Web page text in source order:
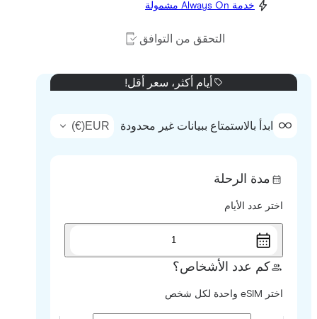
خدمة Always On مشمولة
التحقق من التوافق
أيام أكثر، سعر أقل!
ابدأ بالاستمتاع ببيانات غير محدودة EUR
€
)
مدة الرحلة
اختر عدد الأيام
كم عدد الأشخاص؟